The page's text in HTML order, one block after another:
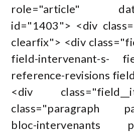
role="article" data-
id="1403"> <div
clearfix"> <div
field-intervenant-s-
reference-revisions
<div
class="paragraph
bloc-intervenants